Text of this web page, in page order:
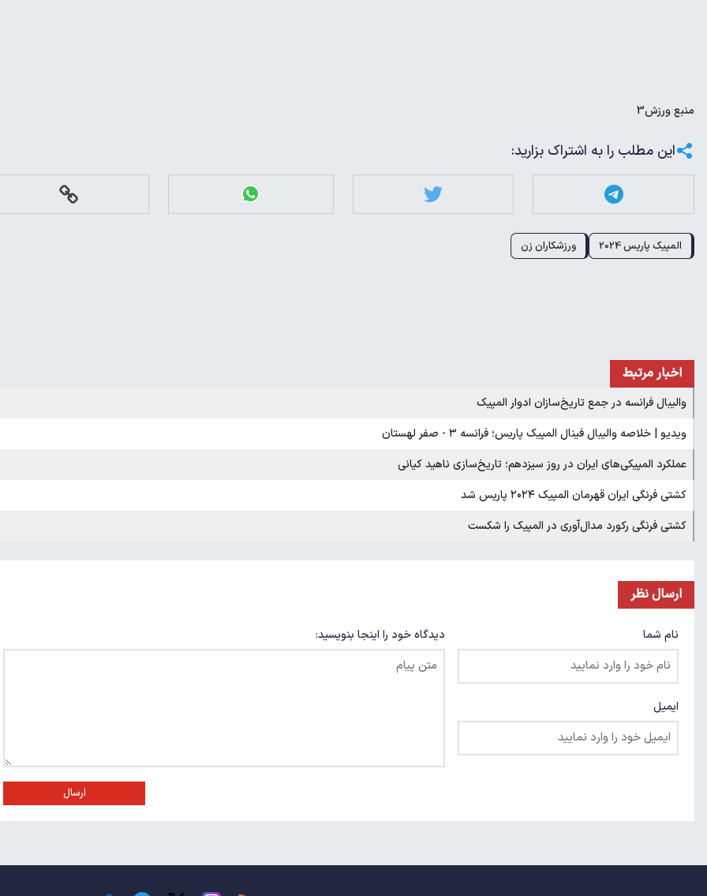
منبعورزش3
این مطلب را به اشتراک بزارید:
المپیک پاریس 2024 ورزشکاران زن
اخبار مرتبط
والیبال فرانسه در جمع تاریخ‌سازان ادوار المپیک
ویدیو | خلاصه والیبال فینال المپیک پاریس؛ فرانسه ۳ - صفر لهستان
عملکرد المپیکی‌های ایران در روز سیزدهم؛ تاریخ‌سازی ناهید کیانی
کشتی فرنگی ایران قهرمان المپیک ۲۰۲۴ پاریس شد
کشتی فرنگی رکورد مدال‌آوری در المپیک را شکست
ارسال نظر
نام شما
ایمیل
دیدگاه خود را اینجا بنویسید:
ارسال